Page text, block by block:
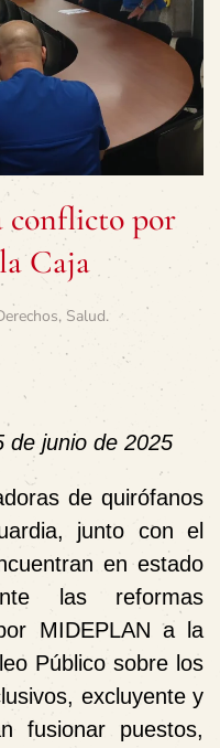
conflicto por
Caja
, Salud.
de junio de 2025
de quirófanos
junto con el
en estado
las reformas
MIDEPLAN a la
Público sobre los
excluyente y
fusionar puestos,